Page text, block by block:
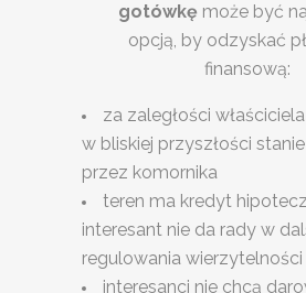
gotówkę może być
opcją, by odzyskać
finansową:
za zaległości
w bliskiej przyszłości
przez komornika
teren ma kredyt
interesant nie da rady w
regulowania wierzytelności
interesanci nie chcą